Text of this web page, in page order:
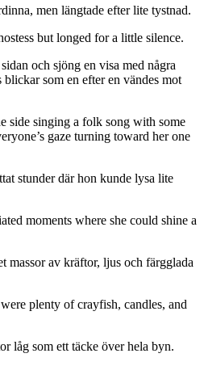
men längtade efter lite tystnad.
but longed for a little silence.
och sjöng en visa med några
blickar som en efter en vändes mot
side singing a folk song with some
gaze turning toward her one
stunder där hon kunde lysa lite
moments where she could shine a
massor av kräftor, ljus och färgglada
plenty of crayfish, candles, and
låg som ett täcke över hela byn.